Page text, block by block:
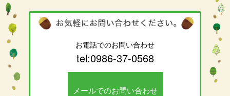
お電話でのお問い合わせ
tel:0986-37-0568
メールでのお問い合わせ